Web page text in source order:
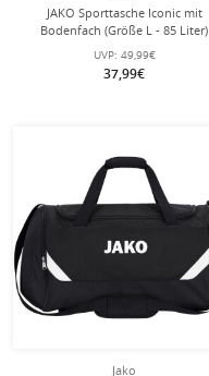
JAKO Sporttasche Iconic mit
Bodenfach (Größe L - 85 Liter)
blau/marineblau/neongelb -
65x30x44cm
UVP: 49,99€
37,99€
Jako